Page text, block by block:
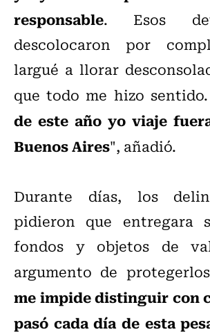
responsable. Esos
descolocaron por
largué a llorar
que todo me hizo sentido.
de este año yo viaje
Buenos Aires", añadió.
Durante días, los
pidieron que entregara
fondos y objetos de
argumento de
me impide distinguir con
pasó cada día de esta